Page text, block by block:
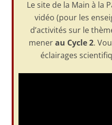
Le site de la Main à la
vidéo (pour les
d’activités sur le
menerau Cycle 2.
éclairages